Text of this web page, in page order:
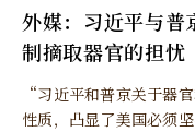
外媒：习近平与普
制摘取器官的担忧
“习近平和普京关于器
性质，凸显了美国必须